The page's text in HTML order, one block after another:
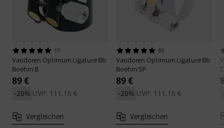
17
Vandoren Optimum Ligature Bb
Boehm B
89 €
UVP: 111,15 €
-20%
Vergleichen
88
Vandoren Optimum Ligature Bb
Boehm SP
89 €
UVP: 111,15 €
-20%
Vergleichen